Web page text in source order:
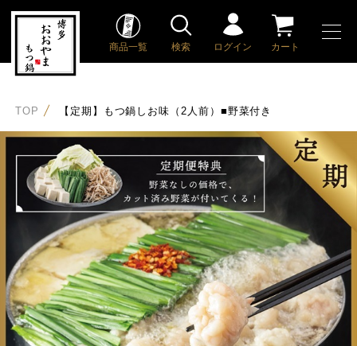
商品一覧 検索 ログイン カート
TOP 【定期】もつ鍋しお味（2人前）■野菜付き